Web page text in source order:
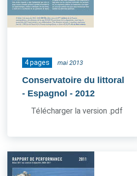
4 pages mai 2013
Conservatoire du littoral
- Espagnol - 2012
Télécharger la version .pdf